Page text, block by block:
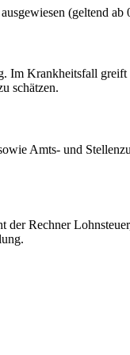
(geltend
Im Krankheitsfall
schätzen.
Amts- und
Rechner